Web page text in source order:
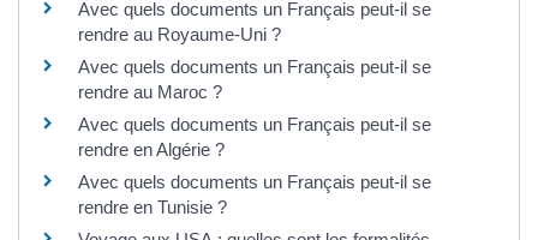
Avec quels documents un Français peut-il se
rendre au Royaume-Uni ?
Avec quels documents un Français peut-il se
rendre au Maroc ?
Avec quels documents un Français peut-il se
rendre en Algérie ?
Avec quels documents un Français peut-il se
rendre en Tunisie ?